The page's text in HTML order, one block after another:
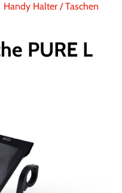
Handy Halter / Taschen
PURE L